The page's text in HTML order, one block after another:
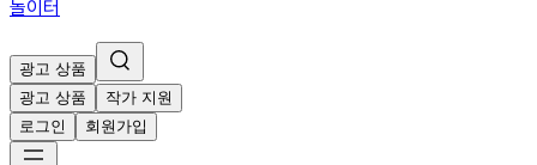
놀이터
광고 상품
광고 상품
작가 지원
로그인
회원가입